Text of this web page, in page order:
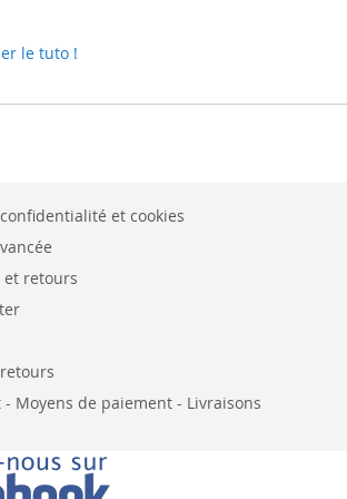
le tuto !
et cookies
et retours
- Moyens de paiement - Livraisons